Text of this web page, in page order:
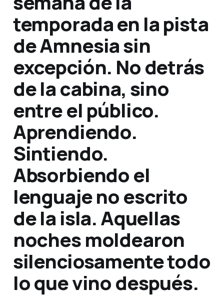
temporada en la pista
de Amnesia sin
excepción. No detrás
de la cabina, sino
entre el público.
Aprendiendo.
Sintiendo.
Absorbiendo el
lenguaje no escrito
de la isla. Aquellas
noches moldearon
silenciosamente todo
lo que vino después.